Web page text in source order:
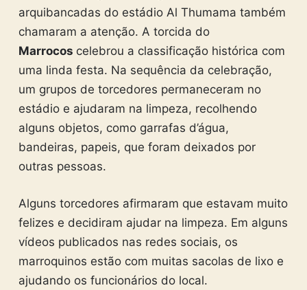
arquibancadas do estádio Al Thumama também
chamaram a atenção. A torcida do
Marrocos celebrou a classificação histórica com
uma linda festa. Na sequência da celebração,
um grupos de torcedores permaneceram no
estádio e ajudaram na limpeza, recolhendo
alguns objetos, como garrafas d’água,
bandeiras, papeis, que foram deixados por
outras pessoas.
Alguns torcedores afirmaram que estavam muito
felizes e decidiram ajudar na limpeza. Em alguns
vídeos publicados nas redes sociais, os
marroquinos estão com muitas sacolas de lixo e
ajudando os funcionários do local.